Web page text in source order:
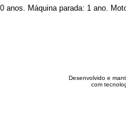
Máquina parada: 1 ano.
Desenvolvido e
com